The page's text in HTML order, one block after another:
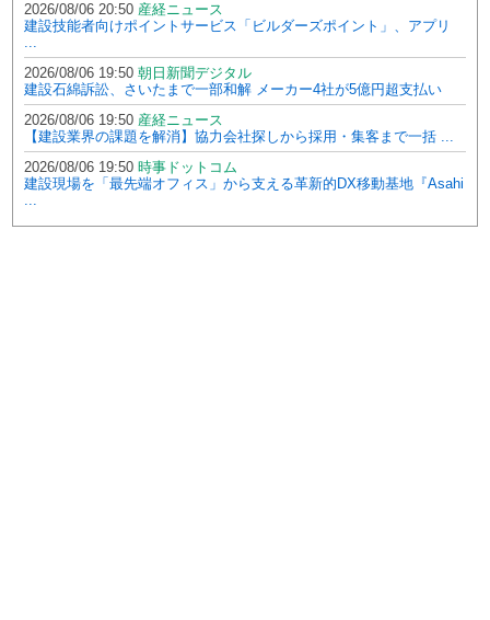
2026/08/06 20:50 産経ニュース
建設技能者向けポイントサービス「ビルダーズポイント」、アプリ
...
2026/08/06 19:50 朝日新聞デジタル
建設石綿訴訟、さいたまで一部和解 メーカー4社が5億円超支払い
2026/08/06 19:50 産経ニュース
【建設業界の課題を解消】協力会社探しから採用・集客まで一括 ...
2026/08/06 19:50 時事ドットコム
建設現場を「最先端オフィス」から支える革新的DX移動基地『Asahi
...